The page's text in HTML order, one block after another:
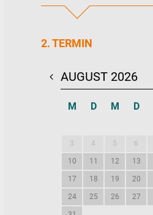
2. TERMIN
AUGUST 2026
M D M D
3 4 5 6
10 11 12 13
17 18 19 20
24 25 26 27